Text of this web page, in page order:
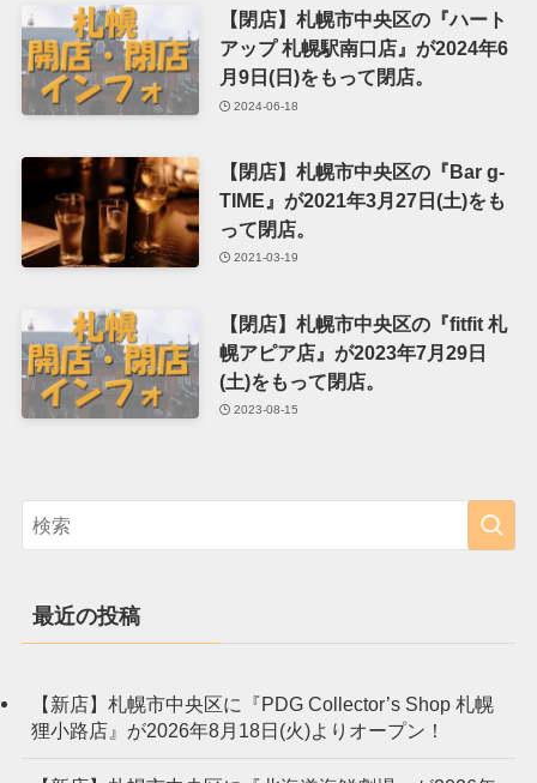
【閉店】札幌市中央区の『ハート
アップ 札幌駅南口店』が2024年6
月9日(日)をもって閉店。
2024-06-18
【閉店】札幌市中央区の『Bar g-
TIME』が2021年3月27日(土)をも
って閉店。
2021-03-19
【閉店】札幌市中央区の『fitfit 札
幌アピア店』が2023年7月29日
(土)をもって閉店。
2023-08-15
最近の投稿
【新店】札幌市中央区に『PDG Collector’s Shop 札幌
狸小路店』が2026年8月18日(火)よりオープン！